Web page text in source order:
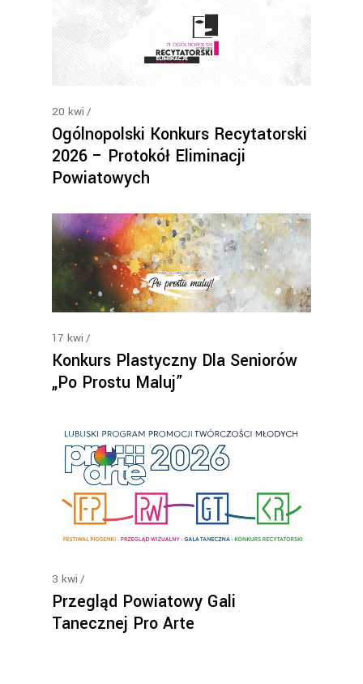
20 kwi
Ogólnopolski Konkurs Recytatorski
2026 – Protokół Eliminacji
Powiatowych
17 kwi
Konkurs Plastyczny Dla Seniorów
„Po Prostu Maluj”
3 kwi
Przegląd Powiatowy Gali
Tanecznej Pro Arte